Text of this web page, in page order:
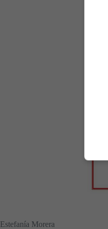
Estefanía Morera